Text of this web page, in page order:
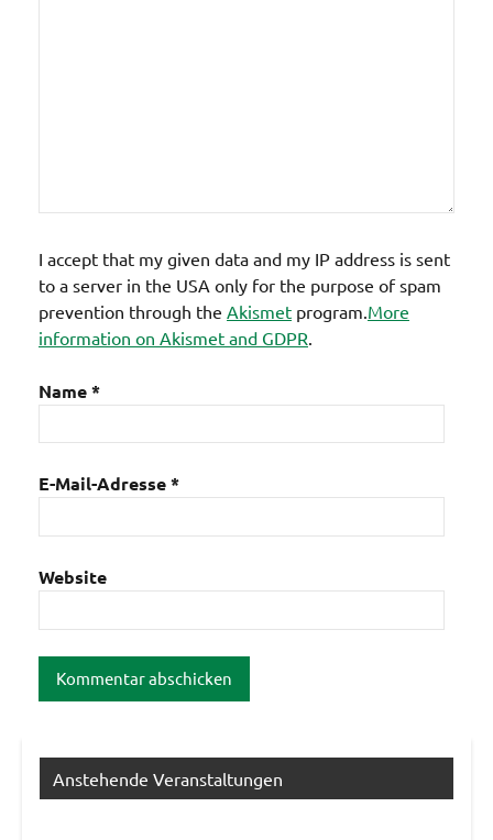
I accept that my given data and my IP address is sent
to a server in the USA only for the purpose of spam
prevention through the Akismet program. More
information on Akismet and GDPR
Name*
E-Mail-Adresse*
Website
Anstehende Veranstaltungen